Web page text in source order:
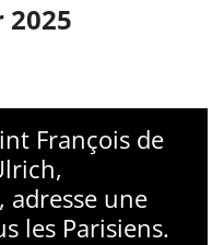
François de
adresse une
les Parisiens.